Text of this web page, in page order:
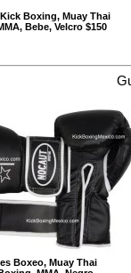
Boxing, Muay Thai
Bebe, Velcro $150
Boxeo, Muay Thai